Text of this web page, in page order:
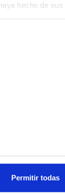
hecho de
Permitir todas
de
la coordinación de
astronómicas